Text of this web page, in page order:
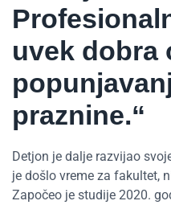
uvek dobra
praznine.“
Detjon je dalje razvijao
je došlo vreme za fakultet,
Započeo je studije 2020.